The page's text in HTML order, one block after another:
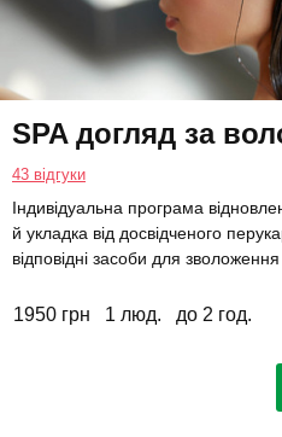
SPA догляд за
43 відгуки
Індивідуальна програма
й укладка від досвідченого
відповідні засоби для
1950 грн 1 люд. до 2 год.